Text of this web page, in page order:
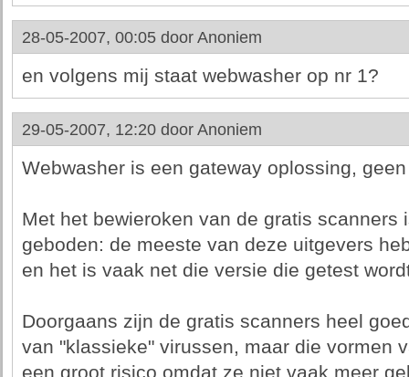
28-05-2007, 00:05 door Anoniem
en volgens mij staat webwasher op nr 1?
29-05-2007, 12:20 door Anoniem
Webwasher is een gateway oplossing,
Met het bewieroken van de gratis scanners
geboden: de meeste van deze uitgevers
en het is vaak net die versie die getest
Doorgaans zijn de gratis scanners heel
van "klassieke" virussen, maar die vormen
een groot risico omdat ze niet vaak meer